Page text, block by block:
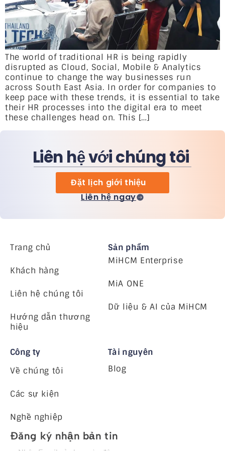
The world of traditional HR is being rapidly
disrupted as Cloud, Social, Mobile & Analytics
continue to change the way businesses run
across South East Asia. In order for companies to
keep pace with these trends, it is essential to take
their HR processes into the digital era to meet
these challenges head on. This […]
Liên hệ với chúng tôi
Đặt lịch giới thiệu
Liên hệ ngay
Trang chủ
Khách hàng
Liên hệ chúng tôi
Hướng dẫn thương
hiệu
Sản phẩm
MiHCM Enterprise
MiA ONE
Dữ liệu & AI của MiHCM
Công ty
Về chúng tôi
Các sự kiện
Nghề nghiệp
Tài nguyên
Blog
Đăng ký nhận bản tin